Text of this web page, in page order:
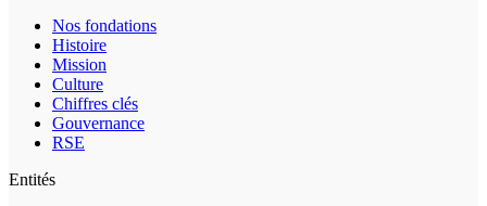
Nos fondations
Histoire
Mission
Culture
Chiffres clés
Gouvernance
RSE
Entités